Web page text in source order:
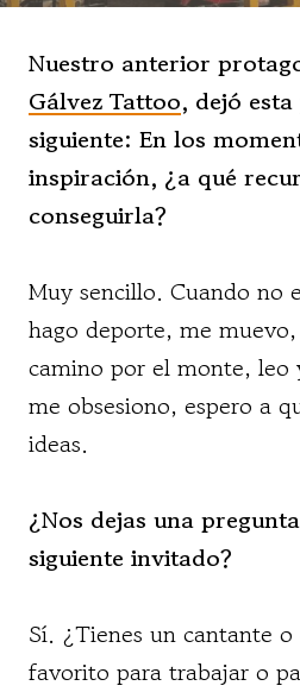
Nuestro anterior
Gálvez Tattoo, dejó
siguiente: En los
inspiración, ¿a qué
conseguirla?
Muy sencillo. Cuando no
hago deporte, me
camino por el monte, leo
me obsesiono, espero a
ideas.
¿Nos dejas una
siguiente invitado?
Sí. ¿Tienes un cantante
favorito para trabajar o